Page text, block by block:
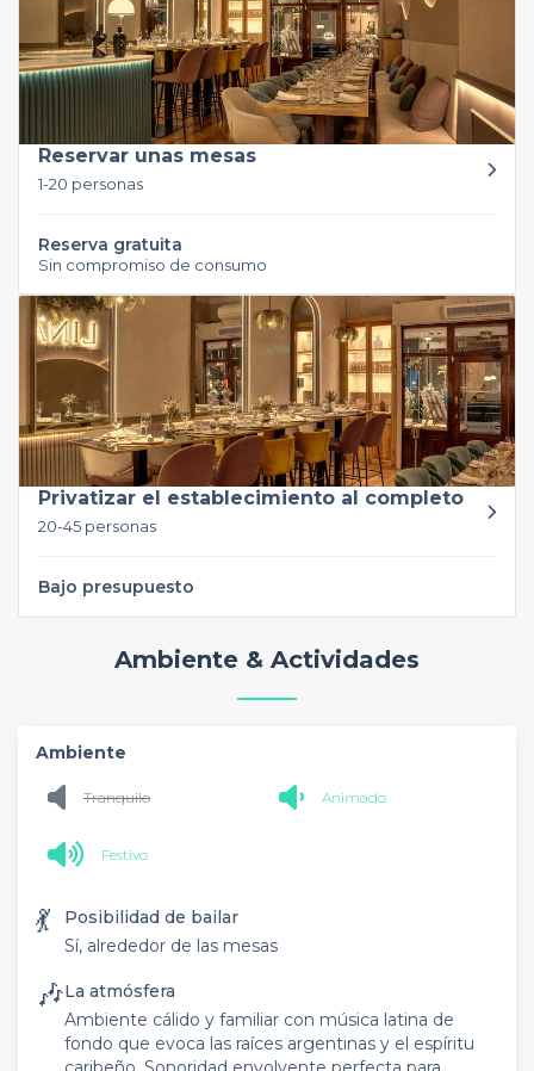
Reservar unas mesas
1-20 personas
Reserva gratuita
Sin compromiso de consumo
Privatizar el establecimiento al completo
20-45 personas
Bajo presupuesto
Ambiente & Actividades
Ambiente
Tranquilo Animado
Festivo
💃
Posibilidad de bailar
Sí, alrededor de las mesas
🎶La atmósfera
Ambiente cálido y familiar con música latina de
fondo que evoca las raíces argentinas y el espíritu